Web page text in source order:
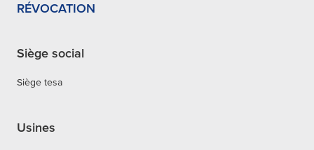
RÉVOCATION
Siège social
Siège tesa
Usines